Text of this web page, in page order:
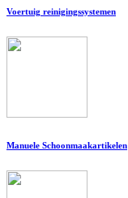
Voertuig reinigingssystemen
Manuele Schoonmaakartikelen